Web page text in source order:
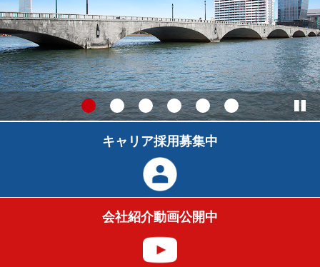
キャリア採用募集中
会社紹介動画公開中